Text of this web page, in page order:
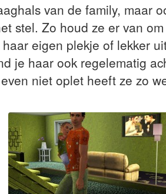
van de family, maar
stel. Zo houd ze er van
eigen plekje of lekker
je haar ook regelematig
niet oplet heeft ze zo